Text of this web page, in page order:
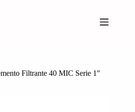
Filtrante 40 MIC Serie 1″